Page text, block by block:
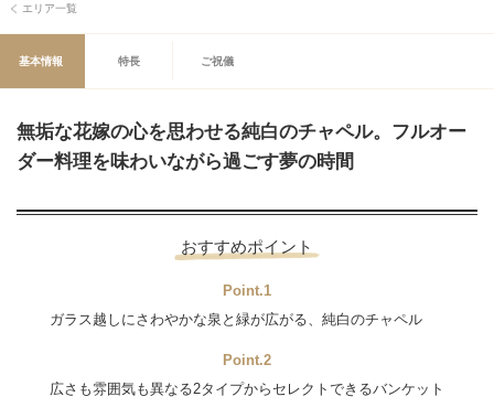
エリア一覧
基本情報 特長 ご祝儀
無垢な花嫁の心を思わせる純白のチャペル。フルオー
ダー料理を味わいながら過ごす夢の時間
おすすめポイント
Point.1
ガラス越しにさわやかな泉と緑が広がる、純白のチャペル
Point.2
広さも雰囲気も異なる2タイプからセレクトできるバンケット